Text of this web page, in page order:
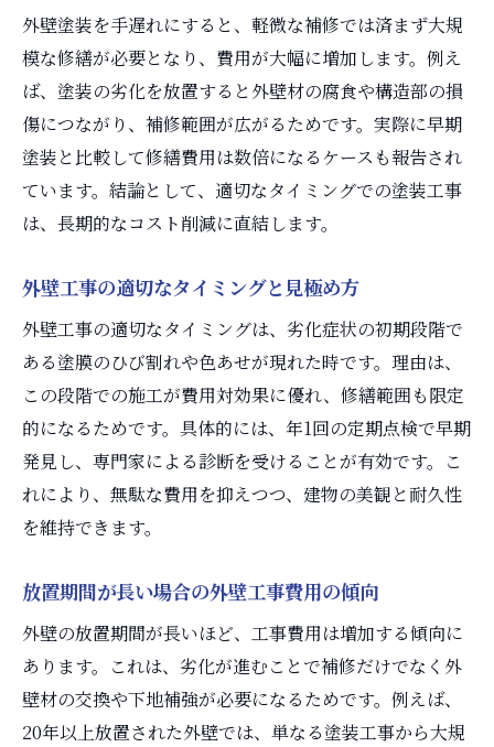
外壁塗装を手遅れにすると、軽微な補修では済まず大規
模な修繕が必要となり、費用が大幅に増加します。例え
ば、塗装の劣化を放置すると外壁材の腐食や構造部の損
傷につながり、補修範囲が広がるためです。実際に早期
塗装と比較して修繕費用は数倍になるケースも報告され
ています。結論として、適切なタイミングでの塗装工事
は、長期的なコスト削減に直結します。
外壁工事の適切なタイミングと見極め方
外壁工事の適切なタイミングは、劣化症状の初期段階で
ある塗膜のひび割れや色あせが現れた時です。理由は、
この段階での施工が費用対効果に優れ、修繕範囲も限定
的になるためです。具体的には、年1回の定期点検で早期
発見し、専門家による診断を受けることが有効です。こ
れにより、無駄な費用を抑えつつ、建物の美観と耐久性
を維持できます。
放置期間が長い場合の外壁工事費用の傾向
外壁の放置期間が長いほど、工事費用は増加する傾向に
あります。これは、劣化が進むことで補修だけでなく外
壁材の交換や下地補強が必要になるためです。例えば、
20年以上放置された外壁では、単なる塗装工事から大規